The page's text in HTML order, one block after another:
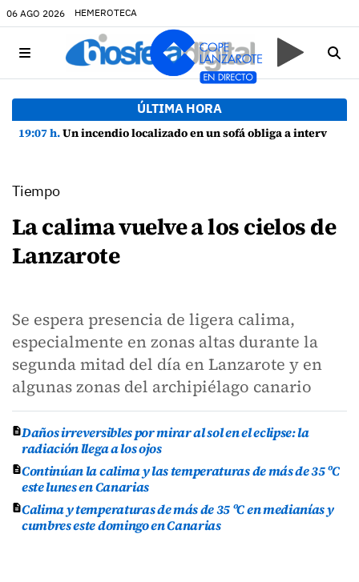
06 AGO 2026 HEMEROTECA
ÚLTIMA HORA
19:07 h.Un incendio localizado en un sofá obliga a intervenir en una vivienda de Playa Honda
Tiempo
La calima vuelve a los cielos de
Lanzarote
Se espera presencia de ligera calima,
especialmente en zonas altas durante la
segunda mitad del día en Lanzarote y en
algunas zonas del archipiélago canario
Daños irreversibles por mirar al sol en el eclipse: la
radiación llega a los ojos
Continúan la calima y las temperaturas de más de 35 ºC
este lunes en Canarias
Calima y temperaturas de más de 35 ºC en medianías y
cumbres este domingo en Canarias